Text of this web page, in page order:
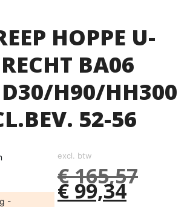
HOPPE U-
BA06
H90/HH300
52-56
-
excl. btw
€165,57
€ 99,34